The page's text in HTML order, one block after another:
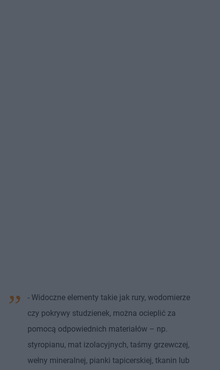
- Widoczne elementy takie jak rury, wodomierze
czy pokrywy studzienek, można ocieplić za
pomocą odpowiednich materiałów – np.
styropianu, mat izolacyjnych, taśmy grzewczej,
wełny mineralnej, pianki tapicerskiej, tkanin lub